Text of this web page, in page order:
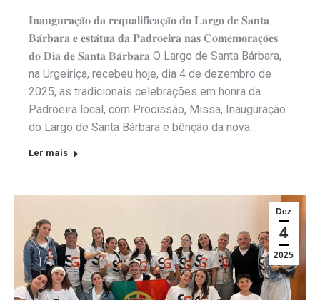
𝐈𝐧𝐚𝐮𝐠𝐮𝐫𝐚𝐜̧𝐚̃𝐨 𝐝𝐚 𝐫𝐞𝐪𝐮𝐚𝐥𝐢𝐟𝐢𝐜𝐚𝐜̧𝐚̃𝐨 𝐝𝐨 𝐋𝐚𝐫𝐠𝐨 𝐝𝐞 𝐒𝐚𝐧𝐭𝐚
𝐁𝐚́𝐫𝐛𝐚𝐫𝐚 𝐞 𝐞𝐬𝐭𝐚́𝐭𝐮𝐚 𝐝𝐚 𝐏𝐚𝐝𝐫𝐨𝐞𝐢𝐫𝐚 𝐧𝐚𝐬 𝐂𝐨𝐦𝐞𝐦𝐨𝐫𝐚𝐜̧𝐨̃𝐞𝐬
𝐝𝐨 𝐃𝐢𝐚 𝐝𝐞 𝐒𝐚𝐧𝐭𝐚 𝐁𝐚́𝐫𝐛𝐚𝐫𝐚 O Largo de Santa Bárbara,
na Urgeiriça, recebeu hoje, dia 4 de dezembro de
2025, as tradicionais celebrações em honra da
Padroeira local, com Procissão, Missa, Inauguração
do Largo de Santa Bárbara e bênção da nova…
Ler mais
Dez
4
2025